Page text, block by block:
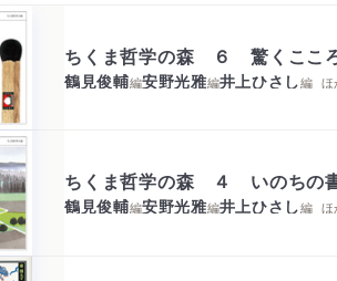
ちくま哲学の森 ６ 驚くここ
鶴見俊輔編安野光雅編井上ひさし編 ほ
ちくま哲学の森 ４ いのちの
鶴見俊輔編安野光雅編井上ひさし編 ほ